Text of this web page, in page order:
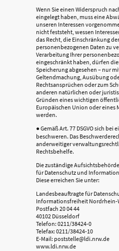
Wenn Sie einen Widerspruch
eingelegt haben, muss eine
unseren Interessen
nicht feststeht, wessen
das Recht, die Einschränkung
personenbezogenen Daten zu
Verarbeitung Ihrer
eingeschränkt haben, dürfen
Speicherung abgesehen – nur
Geltendmachung, Ausübung
Rechtsansprüchen oder zum
anderen natürlichen oder
Gründen eines wichtigen
Europäischen Union oder eines
werden.
● Gemäß Art. 77 DSGVO sich
beschweren. Das
anderweitiger
Rechtsbehelfe.
Die zuständige
für Datenschutz und
Diese erreichen Sie unter:
Landesbeauftragte für
Informationsfreiheit Nordrhein-
Postfach 20 04 44
40102 Düsseldorf
Telefon: 0211/38424-0
Telefax: 0211/38424-10
E-Mail: poststelle@ldi.nrw.de
www.ldi.nrw.de